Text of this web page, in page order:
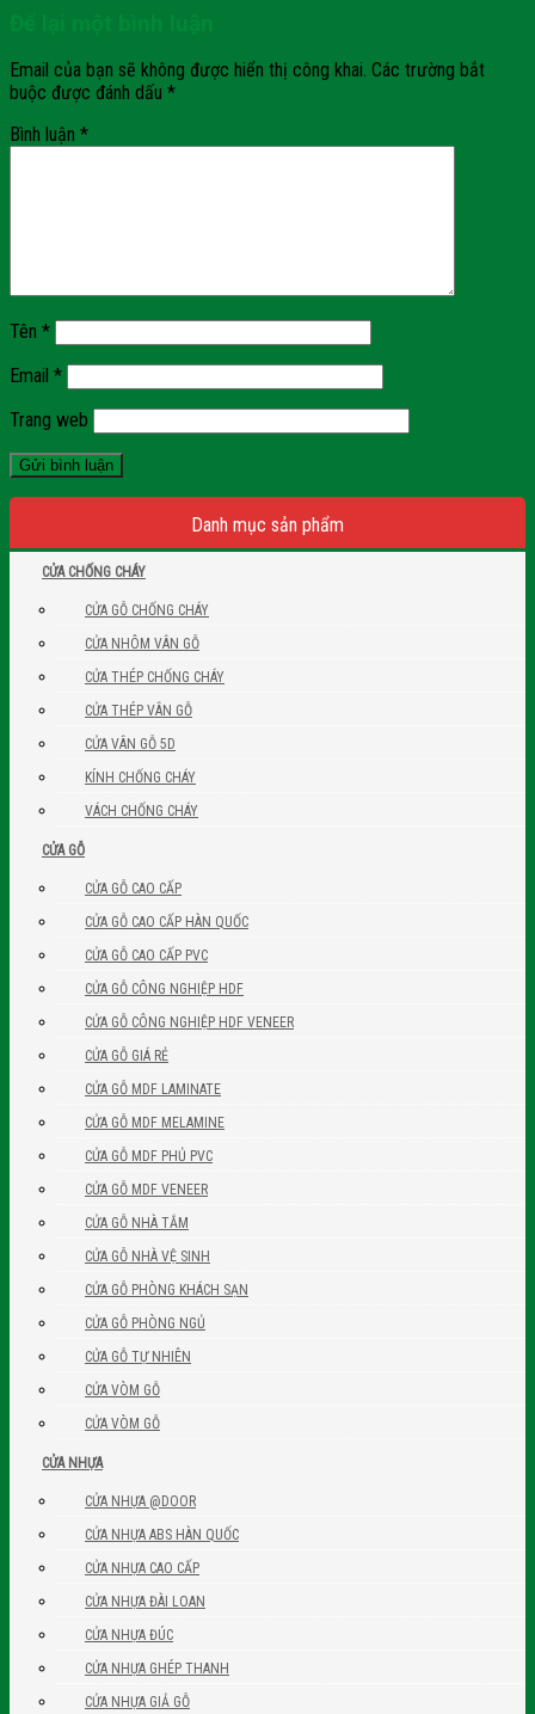
Email của bạn sẽ không được hiển thị công khai. Các trường bắt
buộc được đánh dấu *
Bình luận *
Tên *
Email *
Trang web
Danh mục sản phẩm
CỬA CHỐNG CHÁY
CỬA GỖ CHỐNG CHÁY
CỬA NHÔM VÂN GỖ
CỬA THÉP CHỐNG CHÁY
CỬA THÉP VÂN GỖ
CỬA VÂN GỖ 5D
KÍNH CHỐNG CHÁY
VÁCH CHỐNG CHÁY
CỬA GỖ
CỬA GỖ CAO CẤP
CỬA GỖ CAO CẤP HÀN QUỐC
CỬA GỖ CAO CẤP PVC
CỬA GỖ CÔNG NGHIỆP HDF
CỬA GỖ CÔNG NGHIỆP HDF VENEER
CỬA GỖ GIÁ RẺ
CỬA GỖ MDF LAMINATE
CỬA GỖ MDF MELAMINE
CỬA GỖ MDF PHỦ PVC
CỬA GỖ MDF VENEER
CỬA GỖ NHÀ TẮM
CỬA GỖ NHÀ VỆ SINH
CỬA GỖ PHÒNG KHÁCH SẠN
CỬA GỖ PHÒNG NGỦ
CỬA GỖ TỰ NHIÊN
CỬA VÒM GỖ
CỬA VÒM GỖ
CỬA NHỰA
CỬA NHỰA @DOOR
CỬA NHỰA ABS HÀN QUỐC
CỬA NHỰA CAO CẤP
CỬA NHỰA ĐÀI LOAN
CỬA NHỰA ĐÚC
CỬA NHỰA GHÉP THANH
CỬA NHỰA GIẢ GỖ